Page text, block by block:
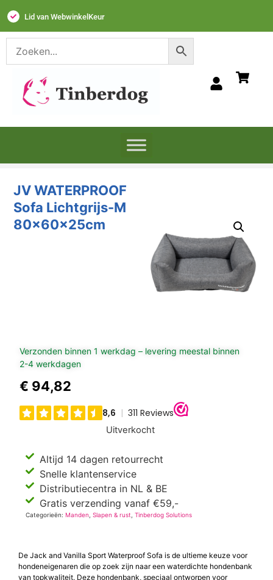
Lid van WebwinkelKeur
JV WATERPROOF
Sofa Lichtgrijs-M
80x60x25cm
Verzonden binnen 1 werkdag – levering meestal binnen
2-4 werkdagen
€ 94,82
Uitverkocht
Altijd 14 dagen retourrecht
Snelle klantenservice
Distributiecentra in NL & BE
Gratis verzending vanaf €59,-
Categorieën:Manden ,Slapen & rust ,Tinberdog Solutions
De Jack and Vanilla Sport Waterproof Sofa is de ultieme keuze voor
hondeneigenaren die op zoek zijn naar een waterdichte hondenbank
van topkwaliteit. Deze hondenbank, speciaal ontworpen voor